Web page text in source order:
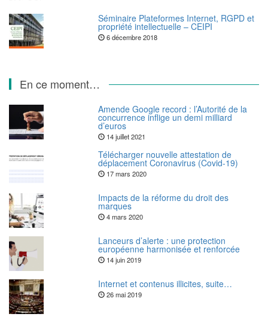
Séminaire Plateformes Internet, RGPD et
propriété intellectuelle – CEIPI
6 décembre 2018
En ce moment…
Amende Google record : l’Autorité de la
concurrence inflige un demi milliard
d’euros
14 juillet 2021
Télécharger nouvelle attestation de
déplacement Coronavirus (Covid-19)
17 mars 2020
Impacts de la réforme du droit des
marques
4 mars 2020
Lanceurs d’alerte : une protection
européenne harmonisée et renforcée
14 juin 2019
Internet et contenus illicites, suite…
26 mai 2019